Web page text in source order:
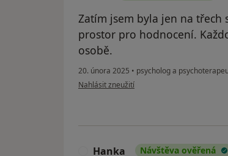
Zatím jsem byla jen na třech
prostor pro hodnocení.
osobě.
20. února 2025 • psycholog a
podle názoru uživatele RM
Nahlásit zneužití
Hanka Návštěva ověřená